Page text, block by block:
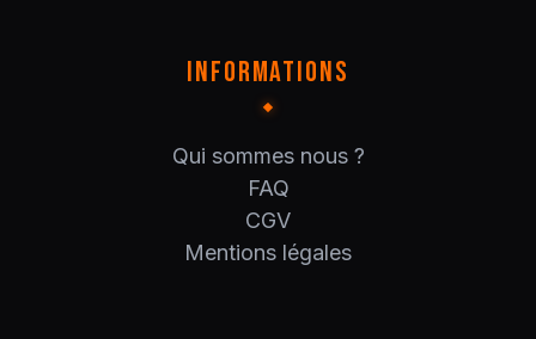
INFORMATIONS
Qui sommes nous ?
FAQ
CGV
Mentions légales